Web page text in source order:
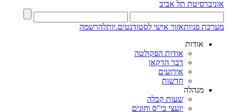
אוניברסיטת תל אביב
מערכת פניותאזור אישי לסטודנטים.יותלהרשמה
אודות
אודות הפקולטה
דבר הדקאן
אירועים
חדשות
מנהלה
שעות קבלה
יועצי בי"ס וחוגים